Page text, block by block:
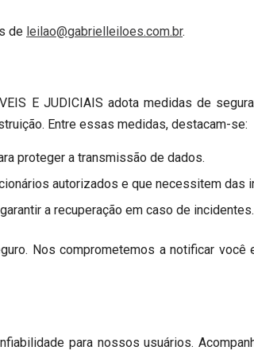
de leilao@gabrielleiloes.com.br.
E JUDICIAIS adota medidas de
Entre essas medidas, destacam-se:
proteger a transmissão de dados.
autorizados e que necessitem das
a recuperação em caso de incidentes.
Nos comprometemos a notificar
para nossos usuários.